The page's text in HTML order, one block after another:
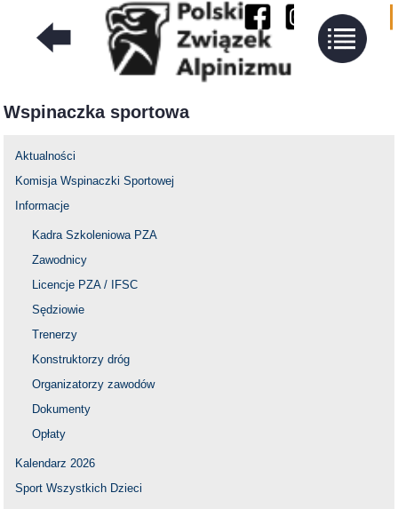
Wspinaczka sportowa
Aktualności
Komisja Wspinaczki Sportowej
Informacje
Kadra Szkoleniowa PZA
Zawodnicy
Licencje PZA / IFSC
Sędziowie
Trenerzy
Konstruktorzy dróg
Organizatorzy zawodów
Dokumenty
Opłaty
Kalendarz 2026
Sport Wszystkich Dzieci